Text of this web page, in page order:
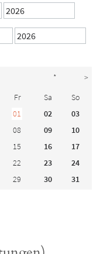
*
>
Fr Sa
So
01 02
03
08 09
10
15 16
17
22 23
24
29 30 31